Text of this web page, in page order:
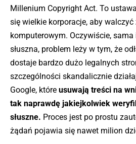
Millenium Copyright Act. To
się wielkie korporacje, aby
komputerowym. Oczywiście, sama
słuszna, problem leży w tym, że
dostaje bardzo dużo legalnych
szczególności skandalicznie
Google, które usuwają treści na
tak naprawdę jakiejkolwiek
słuszne. Proces jest po prostu
żądań pojawia się nawet milion